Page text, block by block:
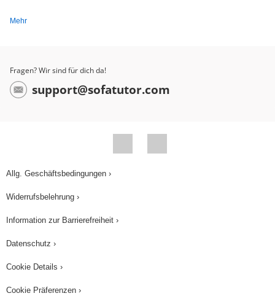
Mehr
Fragen? Wir sind für dich da!
support@sofatutor.com
Allg. Geschäftsbedingungen ›
Widerrufsbelehrung ›
Information zur Barrierefreiheit ›
Datenschutz ›
Cookie Details ›
Cookie Präferenzen ›